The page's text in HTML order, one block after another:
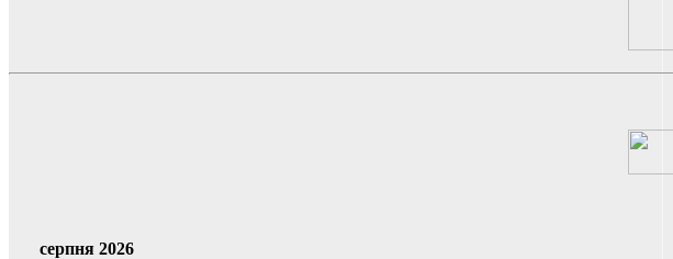
серпня 2026